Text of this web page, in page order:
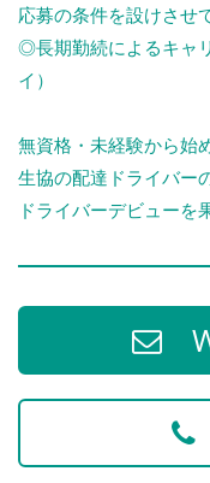
応募の条件を設けさせ
◎長期勤続によるキャ
イ）
無資格・未経験から始
生協の配達ドライバー
ドライバーデビューを